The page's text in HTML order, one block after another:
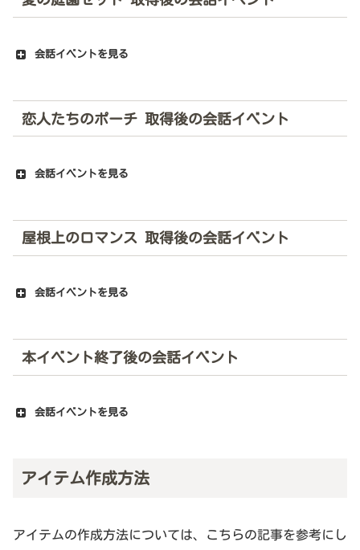
会話イベントを見る
恋人たちのポーチ 取得後の会話イベント
会話イベントを見る
屋根上のロマンス 取得後の会話イベント
会話イベントを見る
本イベント終了後の会話イベント
会話イベントを見る
アイテム作成方法
アイテムの作成方法については、こちらの記事を参考にし